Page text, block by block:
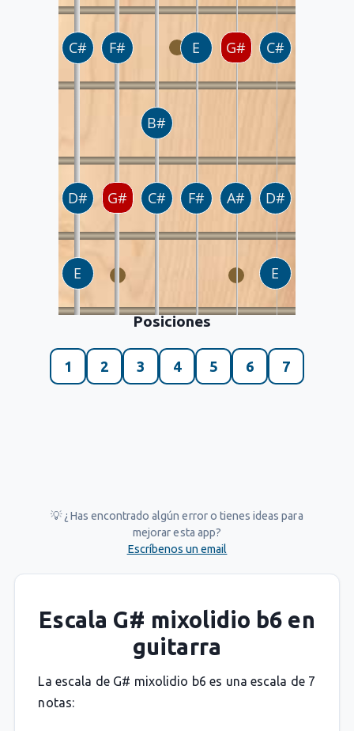
Posiciones
1 2 3 4 5 6 7
💡 ¿Has encontrado algún error o tienes ideas para
mejorar esta app?
Escríbenos un email
Escala G# mixolidio b6 en
guitarra
La escala de G# mixolidio b6 es una escala de 7
notas: